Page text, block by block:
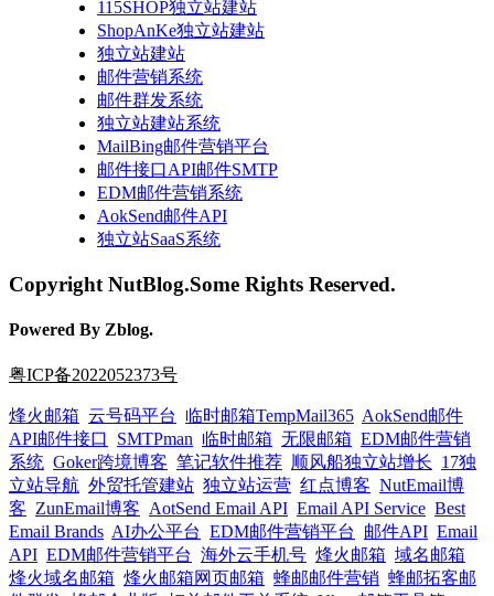
115SHOP独立站建站
ShopAnKe独立站建站
独立站建站
邮件营销系统
邮件群发系统
独立站建站系统
MailBing邮件营销平台
邮件接口API邮件SMTP
EDM邮件营销系统
AokSend邮件API
独立站SaaS系统
Copyright NutBlog.Some Rights Reserved.
Powered By Zblog.
粤ICP备2022052373号
烽火邮箱 云号码平台 临时邮箱TempMail365 AokSend邮件
API邮件接口
SMTPman 临时邮箱 无限邮箱 EDM邮件营销
系统 Goker跨境博客 笔记软件推荐 顺风船独立站增长 17独
立站导航 外贸托管建站 独立站运营 红点博客 NutEmail博
客 ZunEmail博客 AotSend Email API Email API Service Best
Email Brands AI办公平台 EDM邮件营销平台 邮件API Email
API EDM邮件营销平台 海外云手机号 烽火邮箱 域名邮箱
烽火域名邮箱 烽火邮箱网页邮箱 蜂邮邮件营销 蜂邮拓客邮